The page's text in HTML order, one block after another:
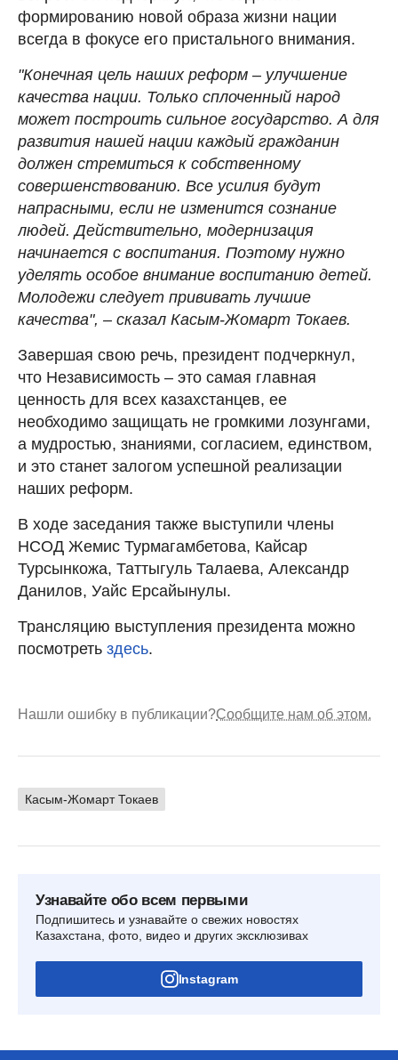
формированию новой образа жизни нации
всегда в фокусе его пристального внимания.
"Конечная цель наших реформ – улучшение
качества нации. Только сплоченный народ
может построить сильное государство. А для
развития нашей нации каждый гражданин
должен стремиться к собственному
совершенствованию. Все усилия будут
напрасными, если не изменится сознание
людей. Действительно, модернизация
начинается с воспитания. Поэтому нужно
уделять особое внимание воспитанию детей.
Молодежи следует прививать лучшие
качества", – сказал Касым-Жомарт Токаев.
Завершая свою речь, президент подчеркнул,
что Независимость – это самая главная
ценность для всех казахстанцев, ее
необходимо защищать не громкими лозунгами,
а мудростью, знаниями, согласием, единством,
и это станет залогом успешной реализации
наших реформ.
В ходе заседания также выступили члены
НСОД Жемис Турмагамбетова, Кайсар
Турсынкожа, Таттыгуль Талаева, Александр
Данилов, Уайс Ерсайынулы.
Трансляцию выступления президента можно
посмотреть здесь.
Нашли ошибку в публикации?Сообщите нам об этом.
Касым-Жомарт Токаев
Узнавайте обо всем первыми
Подпишитесь и узнавайте о свежих новостях
Казахстана, фото, видео и других эксклюзивах
Instagram